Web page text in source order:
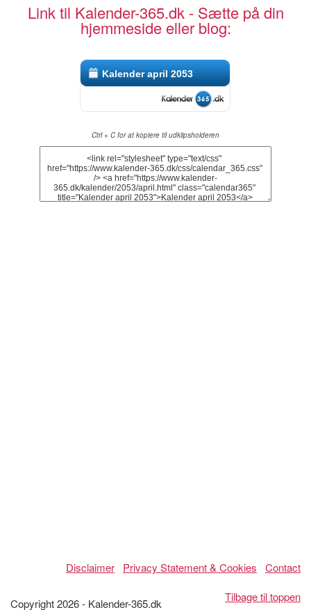
Link til Kalender-365.dk - Sætte på din
hjemmeside eller blog:
Kalender april 2053
Ctrl + C for at kopiere til udklipsholderen
Disclaimer Privacy Statement & Cookies
Contact
Tilbage til toppen
Copyright 2026 - Kalender-365.dk